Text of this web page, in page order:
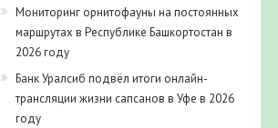
Мониторинг орнитофауны на постоянных
маршрутах в Республике Башкортостан в
2026 году
Банк Уралсиб подвёл итоги онлайн-
трансляции жизни сапсанов в Уфе в 2026
году